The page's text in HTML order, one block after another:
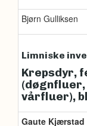
Bjørn Gulliksen
Limniske
Krepsdyr,
vårfluer),
Gaute Kjærstad